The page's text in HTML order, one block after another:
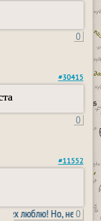
0
#30415
0
#11552
всех люблю! Но, не0